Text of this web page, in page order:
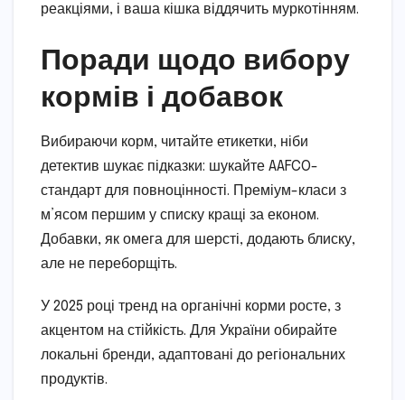
реакціями, і ваша кішка віддячить муркотінням.
Поради щодо вибору
кормів і добавок
Вибираючи корм, читайте етикетки, ніби
детектив шукає підказки: шукайте AAFCO-
стандарт для повноцінності. Преміум-класи з
м’ясом першим у списку кращі за економ.
Добавки, як омега для шерсті, додають блиску,
але не переборщіть.
У 2025 році тренд на органічні корми росте, з
акцентом на стійкість. Для України обирайте
локальні бренди, адаптовані до регіональних
продуктів.